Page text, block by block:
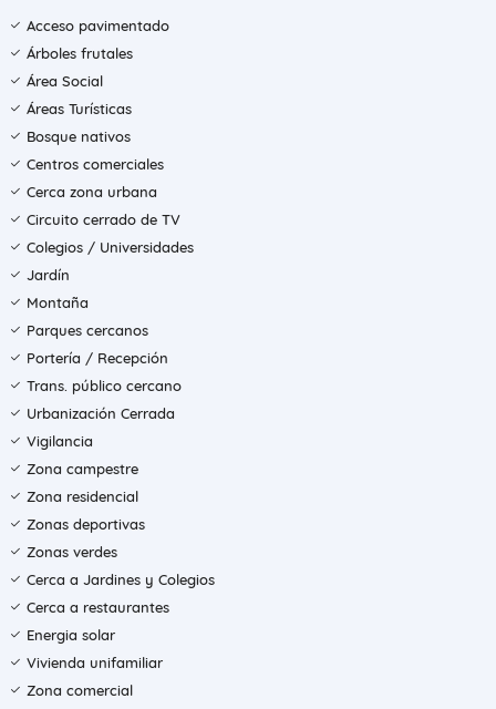
Acceso pavimentado
Árboles frutales
Área Social
Áreas Turísticas
Bosque nativos
Centros comerciales
Cerca zona urbana
Circuito cerrado de TV
Colegios / Universidades
Jardín
Montaña
Parques cercanos
Portería / Recepción
Trans. público cercano
Urbanización Cerrada
Vigilancia
Zona campestre
Zona residencial
Zonas deportivas
Zonas verdes
Cerca a Jardines y Colegios
Cerca a restaurantes
Energia solar
Vivienda unifamiliar
Zona comercial